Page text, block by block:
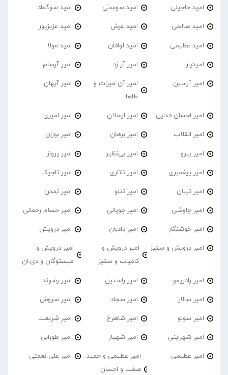
امید حاجیلی امید سوسنی امید سوگماد
امید صالحی امید عرش امید عزیزپور
امید عظیمی امید لوافان امید مولا
امیدیار امیر آر زد امیر آرسام
امیر آرسین
امیر آن میراث و
طاها
امیر آیهان
امیر احسان فدایی امیر ارسلان امیر امیری
امیر انقلاب امیر برهان امیر‌ بوران
امیر بیرو امیر بی‌نظیر امیر پرواز
امیر پیغمبری امیر تاتاری امیر تاجیک
امیر تبیان امیر تتلو امیر تمدن
امیر چاوشی امیر چوپانی امیر حسام رحمانی
امیر خوشنگار امیر دادبان امیر درویش
امیر درویش و ستیز
امیر درویش و
کامیاب و ستیز
امیر درویش و
میستوگان و دی.ان
امیر رادریمو امیر راستین امیر رشوند
امیر سالار امیر سجاد امیر سروش
امیر سولو امیر شاهرخ امیر شریعت
امیر شهراینی امیر شهیار امیر طورانی
امیر عظیمی
امیر عظیمی و حمید
صفت و احسان
امیر علی نعمتی